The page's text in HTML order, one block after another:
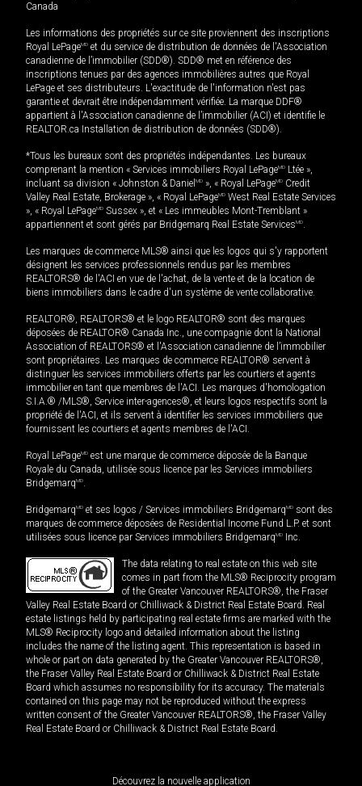
Canada
Les informations des propriétés sur ce site proviennent des inscriptions
Royal LePageMD et du service de distribution de données de l'Association
canadienne de l’immobilier (SDD®). SDD® met en référence des
inscriptions tenues par des agences immobilières autres que Royal
LePage et ses distributeurs. L'exactitude de l'information n'est pas
garantie et devrait être indépendamment vérifiée. La marque DDF®
appartient à l'Association canadienne de l’immobilier (ACI) et identifie le
REALTOR.ca Installation de distribution de données (SDD®).
*Tous les bureaux sont des propriétés indépendantes. Les bureaux
comprenant la mention « Services immobiliers Royal LePageMD Ltée »,
incluant sa division « Johnston & Daniel MD », « Royal LePageMD Credit
Valley Real Estate, Brokerage », « Royal LePageMD West Real Estate Services
», « Royal LePageMD Sussex », et « Les immeubles Mont-Tremblant »
appartiennent et sont gérés par Bridgemarq Real Estate ServicesMD.
Les marques de commerce MLS® ainsi que les logos qui s'y rapportent
désignent les services professionnels rendus par les membres
REALTORS® de l'ACI en vue de l'achat, de la vente et de la location de
biens immobiliers dans le cadre d'un système de vente collaborative.
REALTOR®, REALTORS® et le logo REALTOR® sont des marques
déposées de REALTOR® Canada Inc., une compagnie dont la National
Association of REALTORS® et l'Association canadienne de l’immobilier
sont propriétaires. Les marques de commerce REALTOR® servent à
distinguer les services immobiliers offerts par les courtiers et agents
immobilier en tant que membres de l'ACI. Les marques d'homologation
S.I.A.® /MLS®, Service inter-agences®, et leurs logos respectifs sont la
propriété de l'ACI, et ils servent à identifier les services immobiliers que
fournissent les courtiers et agents membres de l'ACI.
Royal LePageMD est une marque de commerce déposée de la Banque
Royale du Canada, utilisée sous licence par les Services immobiliers
BridgemarqMD.
BridgemarqMD et ses logos / Services immobiliers BridgemarqMD sont des
marques de commerce déposées de Residential Income Fund L.P. et sont
utilisées sous licence par Services immobiliers BridgemarqMD Inc.
The data relating to real estate on this web site
comes in part from the MLS® Reciprocity program
of the Greater Vancouver REALTORS®, the Fraser
Valley Real Estate Board or Chilliwack & District Real Estate Board. Real
estate listings held by participating real estate firms are marked with the
MLS® Reciprocity logo and detailed information about the listing
includes the name of the listing agent. This representation is based in
whole or part on data generated by the Greater Vancouver REALTORS®,
the Fraser Valley Real Estate Board or Chilliwack & District Real Estate
Board which assumes no responsibility for its accuracy. The materials
contained on this page may not be reproduced without the express
written consent of the Greater Vancouver REALTORS®, the Fraser Valley
Real Estate Board or Chilliwack & District Real Estate Board.
Découvrez la nouvelle application